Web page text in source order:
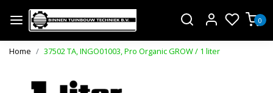
0
Home 37502 TA, INGO01003, Pro Organic GROW / 1 liter